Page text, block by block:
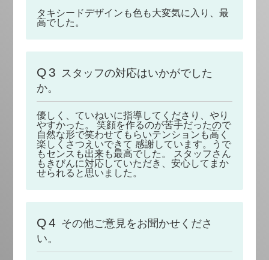
タキシードデザインも色も大変気に入り、最
高でした。
Q3 スタッフの対応はいかがでした
か。
優しく、ていねいに指導してくださり、やり
やすかった。 笑顔を作るのが苦手だったので
自然な形で笑わせてもらいテンションも高く
楽しくさつえいできて 感謝しています。うで
もセンスも出来も最高でした。 スタッフさん
もきびんに対応していただき、安心してまか
せられると思いました。
Q4 その他ご意見をお聞かせくださ
い。